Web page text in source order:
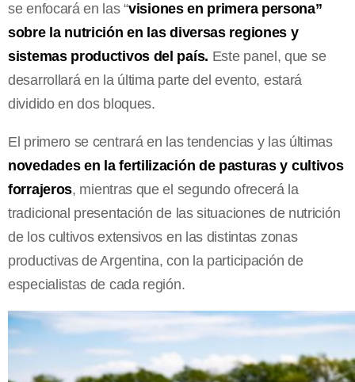
se enfocará en las “visiones en primera persona”
sobre la nutrición en las diversas regiones y
sistemas productivos del país. Este panel, que se
desarrollará en la última parte del evento, estará
dividido en dos bloques.
El primero se centrará en las tendencias y las últimas
novedades en la fertilización de pasturas y cultivos
forrajeros, mientras que el segundo ofrecerá la
tradicional presentación de las situaciones de nutrición
de los cultivos extensivos en las distintas zonas
productivas de Argentina, con la participación de
especialistas de cada región.